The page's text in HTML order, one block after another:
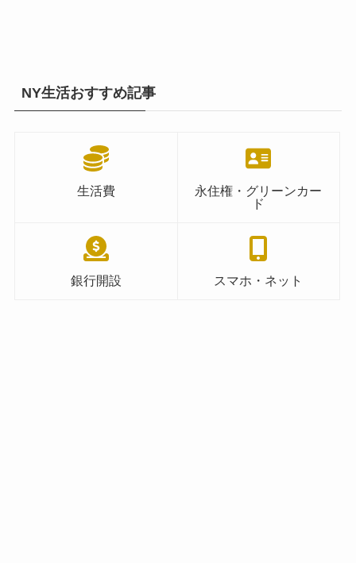
NY生活おすすめ記事
生活費
永住権・グリーンカー
ド
銀行開設 スマホ・ネット